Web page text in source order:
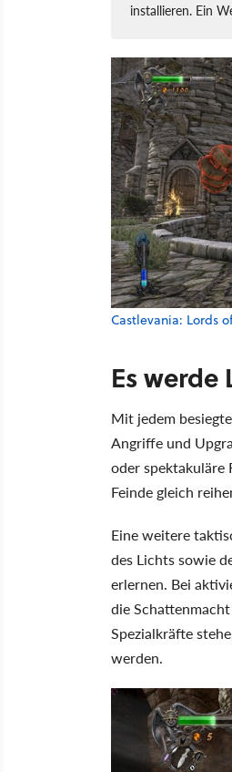
installieren. Ein
Castlevania: Lords
Es werde
Mit jedem
Angriffe und
oder spektakuläre
Feinde gleich
Eine weitere
des Lichts sowie
erlernen. Bei
die
Spezialkräfte
werden.